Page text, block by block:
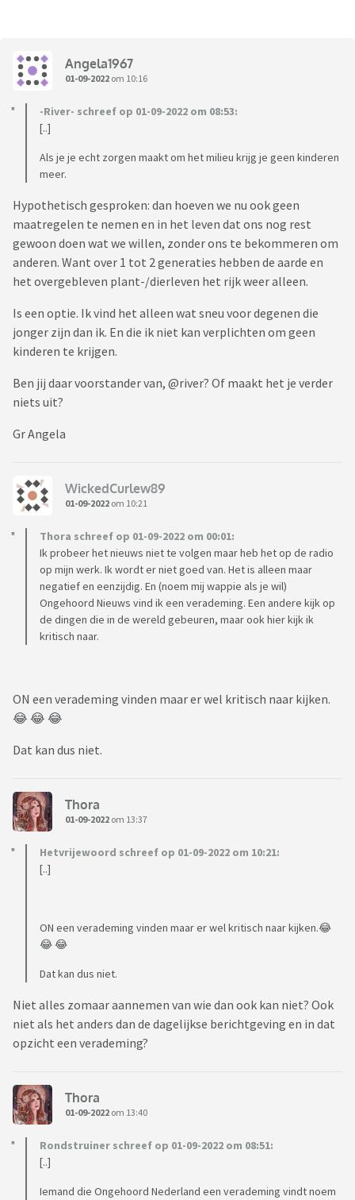
Angela1967
01-09-2022 om 10:16
-River- schreef op 01-09-2022 om 08:53:
[..]
Als je je echt zorgen maakt om het milieu krijg je geen kinderen
meer.
Hypothetisch gesproken: dan hoeven we nu ook geen
maatregelen te nemen en in het leven dat ons nog rest
gewoon doen wat we willen, zonder ons te bekommeren om
anderen. Want over 1 tot 2 generaties hebben de aarde en
het overgebleven plant-/dierleven het rijk weer alleen.
Is een optie. Ik vind het alleen wat sneu voor degenen die
jonger zijn dan ik. En die ik niet kan verplichten om geen
kinderen te krijgen.
Ben jij daar voorstander van, @river? Of maakt het je verder
niets uit?
Gr Angela
WickedCurlew89
01-09-2022 om 10:21
Thora schreef op 01-09-2022 om 00:01:
Ik probeer het nieuws niet te volgen maar heb het op de radio
op mijn werk. Ik wordt er niet goed van. Het is alleen maar
negatief en eenzijdig. En (noem mij wappie als je wil)
Ongehoord Nieuws vind ik een verademing. Een andere kijk op
de dingen die in de wereld gebeuren, maar ook hier kijk ik
kritisch naar.
ON een verademing vinden maar er wel kritisch naar kijken.
😂 😂 😂
Dat kan dus niet.
Thora
01-09-2022 om 13:37
Hetvrijewoord schreef op 01-09-2022 om 10:21:
[..]
ON een verademing vinden maar er wel kritisch naar kijken.😂
😂 😂
Dat kan dus niet.
Niet alles zomaar aannemen van wie dan ook kan niet? Ook
niet als het anders dan de dagelijkse berichtgeving en in dat
opzicht een verademing?
Thora
01-09-2022 om 13:40
Rondstruiner schreef op 01-09-2022 om 08:51:
[..]
Iemand die Ongehoord Nederland een verademing vindt noem